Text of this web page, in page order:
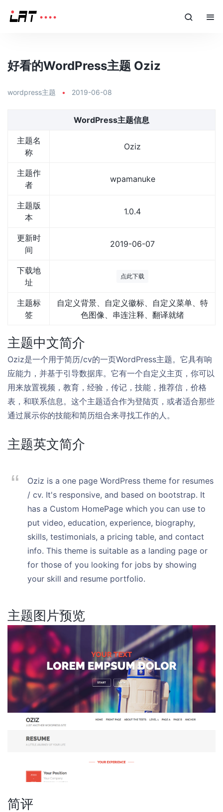
好看的WordPress主题 Oziz
wordpress主题 • 2019-06-08
WordPress主题信息
主题名
称
Oziz
主题作
者
wpamanuke
主题版
本
1.0.4
更新时
间
2019-06-07
下载地
址
点此下载
主题标
签
自定义背景、自定义徽标、自定义菜单、特
色图像、串连注释、翻译就绪
主题中文简介
Oziz是一个用于简历/cv的一页WordPress主题。它具有响
应能力，并基于引导数据库。它有一个自定义主页，你可以
用来放置视频，教育，经验，传记，技能，推荐信，价格
表，和联系信息。这个主题适合作为登陆页，或者适合那些
通过展示你的技能和简历组合来寻找工作的人。
主题英文简介
Oziz is a one page WordPress theme for resumes
/ cv. It's responsive, and based on bootstrap. It
has a Custom HomePage which you can use to
put video, education, experience, biography,
skills, testimonials, a pricing table, and contact
info. This theme is suitable as a landing page or
for those of you looking for jobs by showing
your skill and resume portfolio.
主题图片预览
简评